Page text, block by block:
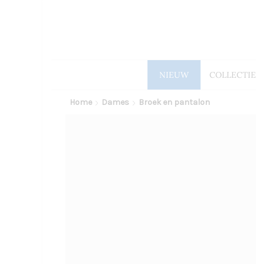
NIEUW COLLECTIE
Home Dames Broek en pantalon